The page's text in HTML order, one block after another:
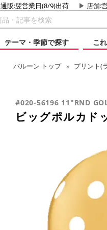
通販:翌営業日(8/9)出荷 店舗:
テーマ・季節で探す
こ
バルーン トップ プリント(
#020-56196 11"RND
ビッグポルカド